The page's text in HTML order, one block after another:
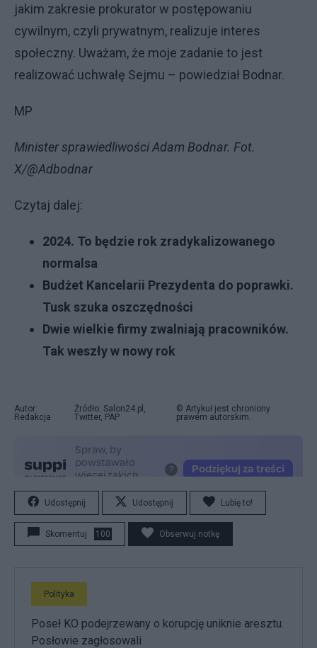
jakim zakresie prokurator w postępowaniu
cywilnym, czyli prywatnym, realizuje interes
społeczny. Uważam, że moje zadanie to jest
realizować uchwałę Sejmu – powiedział Bodnar.
MP
Minister sprawiedliwości Adam Bodnar. Fot.
X/@Adbodnar
Czytaj dalej:
2024. To będzie rok zradykalizowanego
normalsa
Budżet Kancelarii Prezydenta do poprawki.
Tusk szuka oszczędności
Dwie wielkie firmy zwalniają pracowników.
Tak weszły w nowy rok
Autor:
Redakcja
Źródło: Salon24.pl,
Twitter, PAP
© Artykuł jest chroniony
prawem autorskim.
Udostępnij Udostępnij Lubię to!
Skomentuj 100 Obserwuj notkę
Polityka
Poseł KO podejrzewany o korupcję uniknie aresztu.
Posłowie zagłosowali